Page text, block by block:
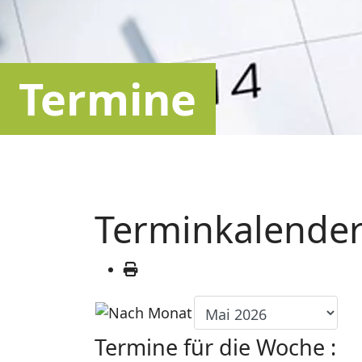
Termine
Termine für die Woche :